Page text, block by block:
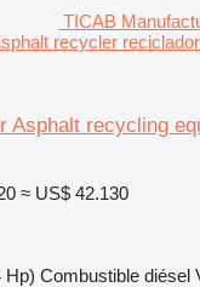
TICAB
recycler
Asphalt recycling
≈ US$ 42.130
Hp) Combustible diésel